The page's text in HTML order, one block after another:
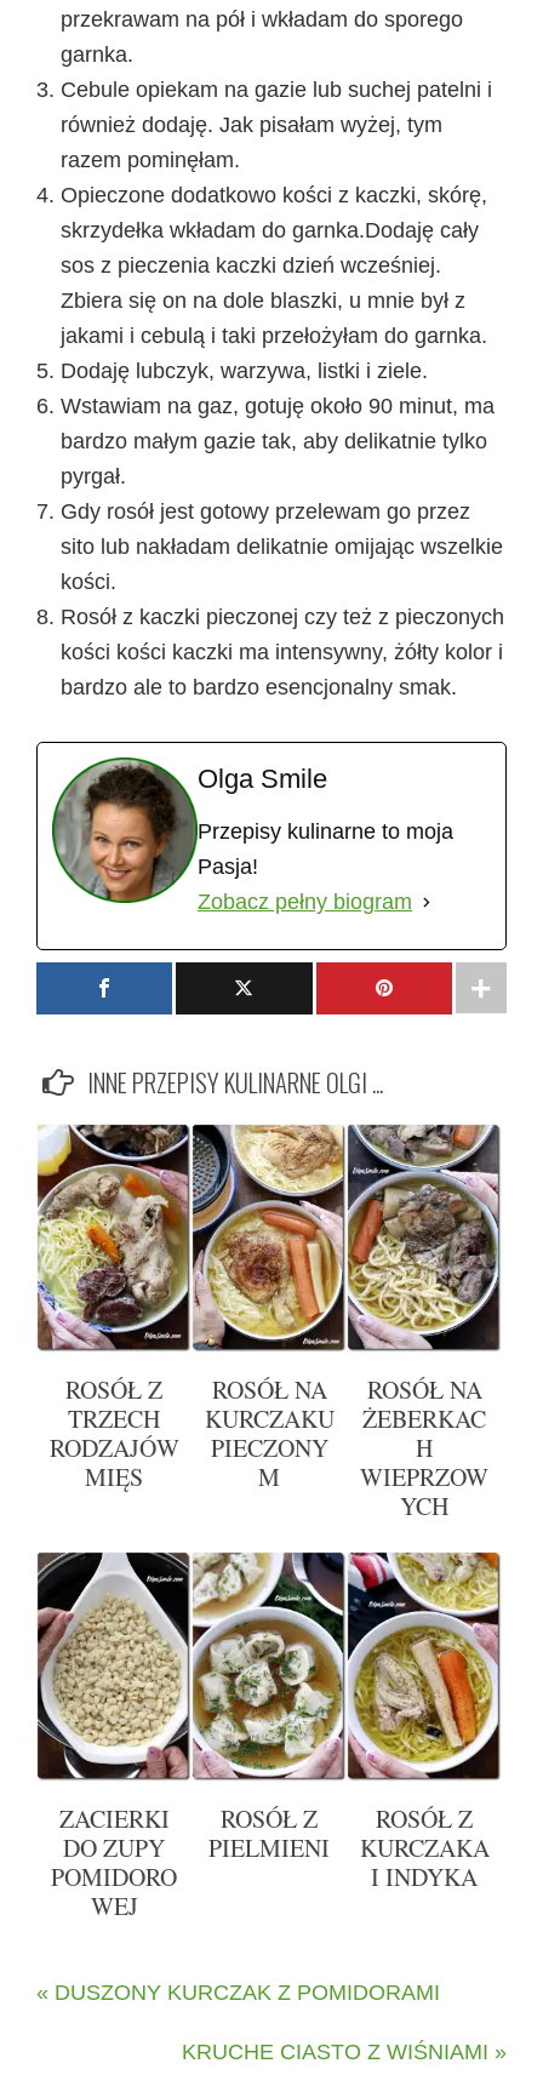
przekrawam na pół i wkładam do sporego
garnka.
Cebule opiekam na gazie lub suchej patelni i
również dodaję. Jak pisałam wyżej, tym
razem pominęłam.
Opieczone dodatkowo kości z kaczki, skórę,
skrzydełka wkładam do garnka.Dodaję cały
sos z pieczenia kaczki dzień wcześniej.
Zbiera się on na dole blaszki, u mnie był z
jakami i cebulą i taki przełożyłam do garnka.
Dodaję lubczyk, warzywa, listki i ziele.
Wstawiam na gaz, gotuję około 90 minut, ma
bardzo małym gazie tak, aby delikatnie tylko
pyrgał.
Gdy rosół jest gotowy przelewam go przez
sito lub nakładam delikatnie omijając wszelkie
kości.
Rosół z kaczki pieczonej czy też z pieczonych
kości kości kaczki ma intensywny, żółty kolor i
bardzo ale to bardzo esencjonalny smak.
Olga Smile
Przepisy kulinarne to moja
Pasja!
Zobacz pełny biogram
INNE PRZEPISY KULINARNE OLGI ...
ROSÓŁ Z
TRZECH
RODZAJÓW
MIĘS
ROSÓŁ NA
KURCZAKU
PIECZONY
M
ROSÓŁ NA
ŻEBERKAC
H
WIEPRZOW
YCH
ZACIERKI
DO ZUPY
POMIDORO
WEJ
ROSÓŁ Z
PIELMIENI
ROSÓŁ Z
KURCZAKA
I INDYKA
« DUSZONY KURCZAK Z POMIDORAMI
KRUCHE CIASTO Z WIŚNIAMI »